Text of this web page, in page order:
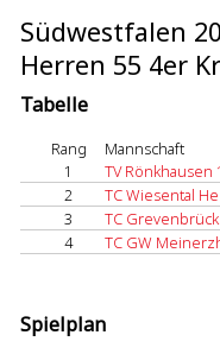
Südwestfalen
Herren 55 4er
Tabelle
Rang
Mannschaft
1
TV Rönkhausen
2
TC Wiesental
3
TC
4
TC GW
Spielplan